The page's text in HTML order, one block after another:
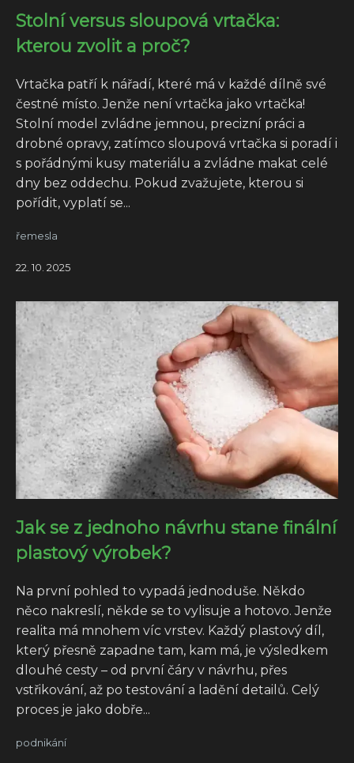
Stolní versus sloupová vrtačka:
kterou zvolit a proč?
Vrtačka patří k nářadí, které má v každé dílně své
čestné místo. Jenže není vrtačka jako vrtačka!
Stolní model zvládne jemnou, precizní práci a
drobné opravy, zatímco sloupová vrtačka si poradí i
s pořádnými kusy materiálu a zvládne makat celé
dny bez oddechu. Pokud zvažujete, kterou si
pořídit, vyplatí se...
řemesla
22. 10. 2025
Jak se z jednoho návrhu stane finální
plastový výrobek?
Na první pohled to vypadá jednoduše. Někdo
něco nakreslí, někde se to vylisuje a hotovo. Jenže
realita má mnohem víc vrstev. Každý plastový díl,
který přesně zapadne tam, kam má, je výsledkem
dlouhé cesty – od první čáry v návrhu, přes
vstřikování, až po testování a ladění detailů. Celý
proces je jako dobře...
podnikání